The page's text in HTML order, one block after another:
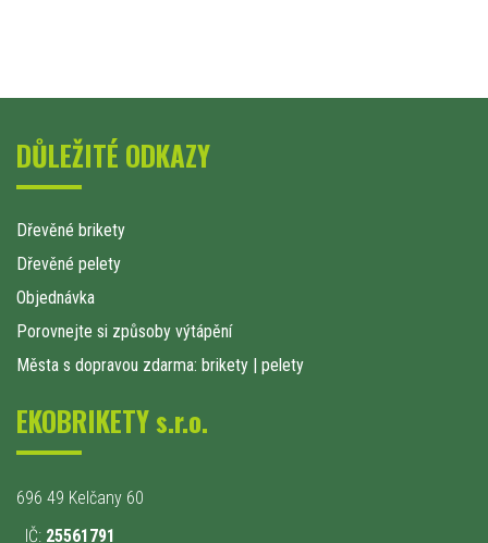
DŮLEŽITÉ ODKAZY
Dřevěné brikety
Dřevěné pelety
Objednávka
Porovnejte si způsoby výtápění
Města s dopravou zdarma: brikety | pelety
EKOBRIKETY s.r.o.
696 49 Kelčany 60
IČ: 25561791